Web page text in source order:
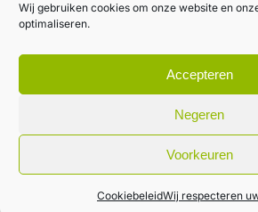
Wij gebruiken cookies om onze website en
optimaliseren.
Accepteren
Negeren
Voorkeuren
CookiebeleidWij respecteren
Kennismakingspakket aanvragen
Blijft op de hoogte
Rechtstreeks van het veld naar je
Inschrijven nieuwsbrief
Algemene voorwaarden|Privacybeleid|
creativitijd